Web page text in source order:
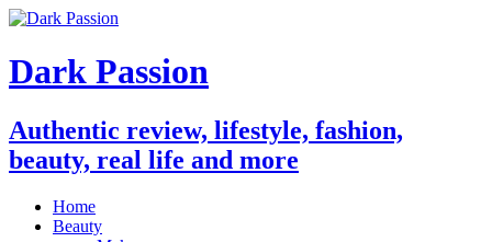
Dark Passion
Authentic review, lifestyle, fashion,
beauty, real life and more
Home
Beauty